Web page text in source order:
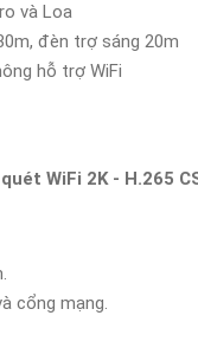
và Loa
đèn trợ sáng 20m
hỗ trợ WiFi
WiFi 2K - H.265
cổng mạng.